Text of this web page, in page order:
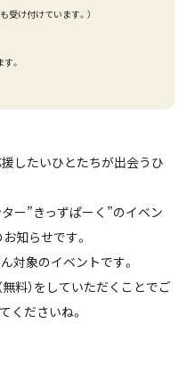
け付けています。）
。
したいひとたちが出会うひ
ー”きっずぱーく”のイベン
知らせです。
対象のイベントです。
料）をしていただくことでご
くださいね。